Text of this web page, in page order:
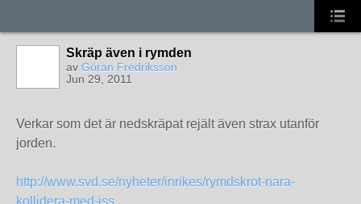
Skräp även i rymden
av Göran Fredriksson
Jun 29, 2011
Verkar som det är nedskräpat rejält även strax utanför
jorden.
http://www.svd.se/nyheter/inrikes/rymdskrot-nara-
kollidera-med-iss_...